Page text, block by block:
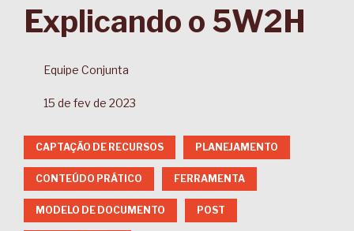
Explicando o 5W2H
Equipe Conjunta
15 de fev de 2023
CAPTAÇÃO DE RECURSOS PLANEJAMENTO
CONTEÚDO PRÁTICO FERRAMENTA
MODELO DE DOCUMENTO POST